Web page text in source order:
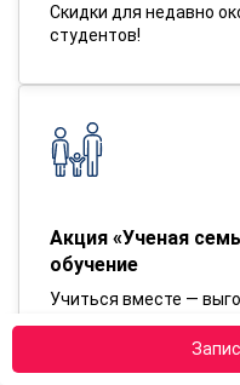
Скидки для недавно
студентов!
Акция «Ученая
обучение
Учиться вместе —
более человек из
(третьему)